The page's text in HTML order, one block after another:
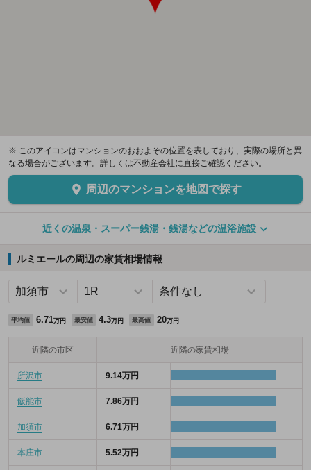
※ このアイコンはマンションのおおよその位置を表しており、実際の場所と異
なる場合がございます。詳しくは不動産会社に直接ご確認ください。
周辺のマンションを地図で探す
近くの温泉・スーパー銭湯・銭湯などの温浴施設
ルミエールの周辺の家賃相場情報
平均値 6.71万円 最安値 4.3万円 最高値 20万円
近隣の市区 近隣の家賃相場
所沢市 9.14万円
飯能市 7.86万円
加須市 6.71万円
本庄市 5.52万円